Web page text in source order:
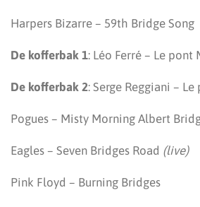
Harpers Bizarre – 59th Bridge Song
De kofferbak 1: Léo Ferré – Le pont
De kofferbak 2: Serge Reggiani –
Pogues – Misty Morning Albert
Eagles – Seven Bridges Road (live)
Pink Floyd – Burning Bridges